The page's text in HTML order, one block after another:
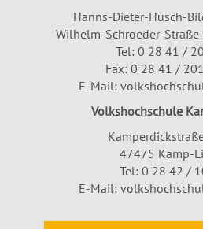
Hanns-Dieter-Hüsch-
Wilhelm-Schroeder-
Tel: 0 28 41 /
Fax: 0 28 41 /
E-Mail:
Volkshochschule
47475 Kamp-
Tel: 0 28 42 /
E-Mail: